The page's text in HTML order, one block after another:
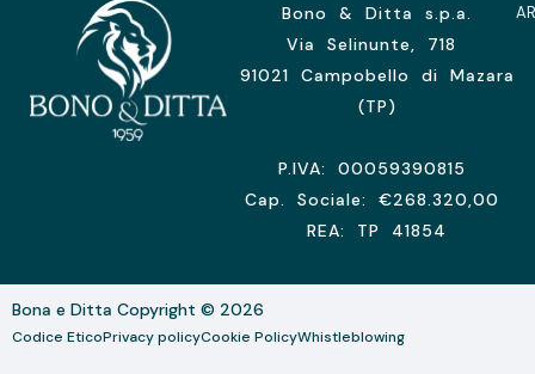
Bono & Ditta s.p.a.
Via Selinunte, 718
91021 Campobello di Mazara
(TP)
P.IVA: 00059390815
Cap. Sociale: €268.320,00
REA: TP 41854
AR
Bona e Ditta Copyright © 2026
Codice EticoPrivacy policyCookie PolicyWhistleblowing